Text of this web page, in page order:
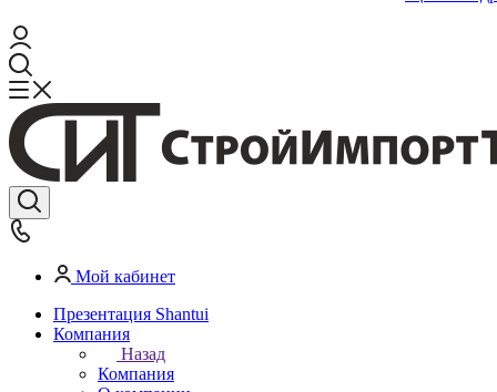
Мой кабинет
Презентация Shantui
Компания
Назад
Компания